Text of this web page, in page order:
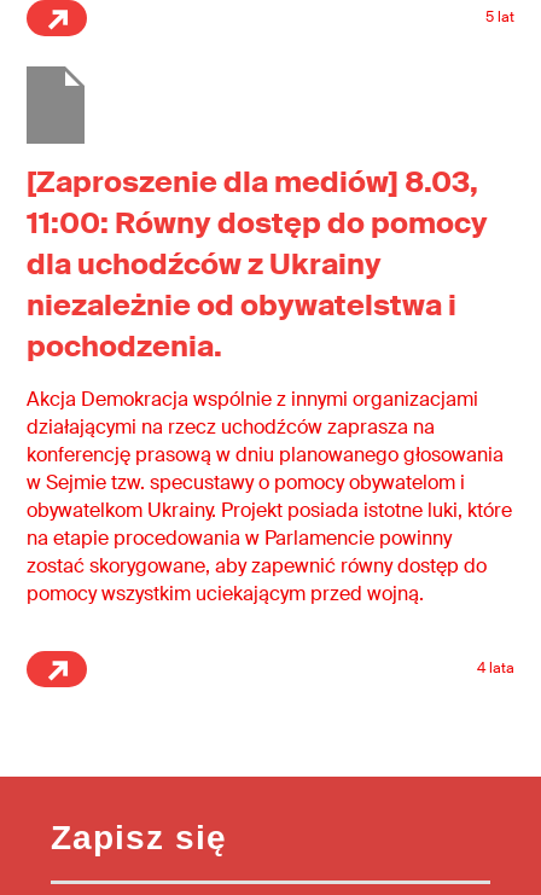
5 lat
[Zaproszenie dla mediów] 8.03,
11:00: Równy dostęp do pomocy
dla uchodźców z Ukrainy
niezależnie od obywatelstwa i
pochodzenia.
Akcja Demokracja wspólnie z innymi organizacjami
działającymi na rzecz uchodźców zaprasza na
konferencję prasową w dniu planowanego głosowania
w Sejmie tzw. specustawy o pomocy obywatelom i
obywatelkom Ukrainy. Projekt posiada istotne luki, które
na etapie procedowania w Parlamencie powinny
zostać skorygowane, aby zapewnić równy dostęp do
pomocy wszystkim uciekającym przed wojną.
4 lata
Zapisz się